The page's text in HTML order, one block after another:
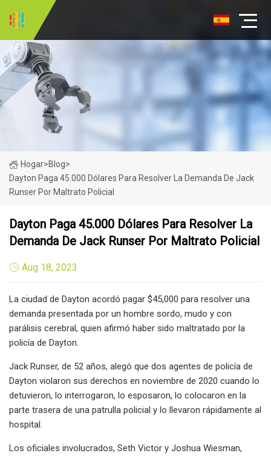
Hogar>Blog>
Dayton Paga 45.000 Dólares Para Resolver La Demanda De Jack
Runser Por Maltrato Policial
Dayton Paga 45.000 Dólares Para Resolver La
Demanda De Jack Runser Por Maltrato Policial
Aug 18, 2023
La ciudad de Dayton acordó pagar $45,000 para resolver una
demanda presentada por un hombre sordo, mudo y con
parálisis cerebral, quien afirmó haber sido maltratado por la
policía de Dayton.
Jack Runser, de 52 años, alegó que dos agentes de policía de
Dayton violaron sus derechos en noviembre de 2020 cuando lo
detuvieron, lo interrogaron, lo esposaron, lo colocaron en la
parte trasera de una patrulla policial y lo llevaron rápidamente al
hospital.
Los oficiales involucrados, Seth Victor y Joshua Wiesman,